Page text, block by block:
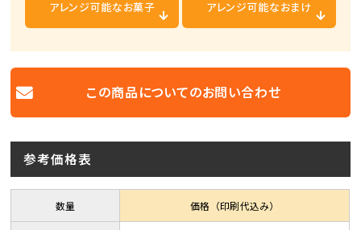
アレンジ可能なお菓子 アレンジ可能なおまけ
この商品についてのお問い合わせ
参考価格表
数量 価格（印刷代込み）